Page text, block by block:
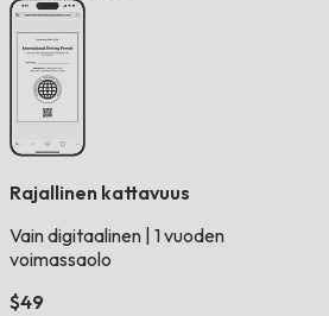
Rajallinen kattavuus
Vain digitaalinen 1 vuoden
voimassaolo
$49